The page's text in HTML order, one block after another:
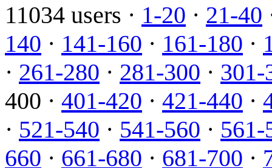
11034 users · 1-20 · 21-40
140 · 141-160 · 161-180 ·
· 261-280 · 281-300 · 301-
400 · 401-420 · 421-440 ·
· 521-540 · 541-560 · 561-
660 · 661-680 · 681-700 ·